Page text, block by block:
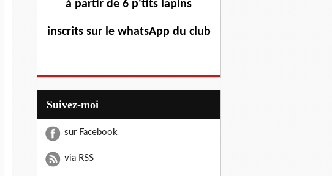
à partir de 6 p'tits lapins
inscrits sur le whatsApp du club
Suivez-moi
sur Facebook
via RSS